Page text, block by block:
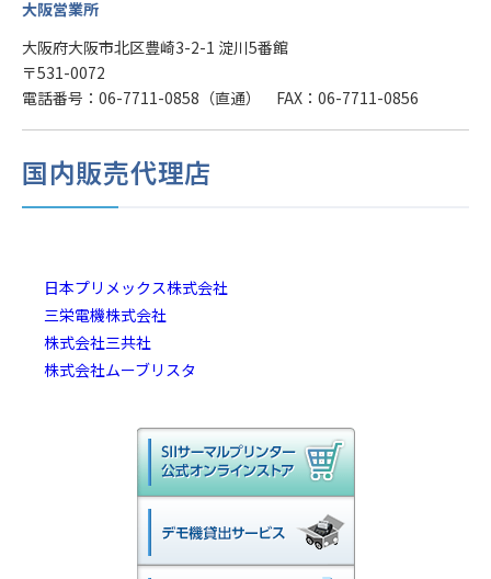
大阪営業所
大阪府大阪市北区豊崎3-2-1 淀川5番館
〒531-0072
電話番号：06-7711-0858（直通） FAX：06-7711-0856
国内販売代理店
日本プリメックス株式会社
三栄電機株式会社
株式会社三共社
株式会社ムーブリスタ